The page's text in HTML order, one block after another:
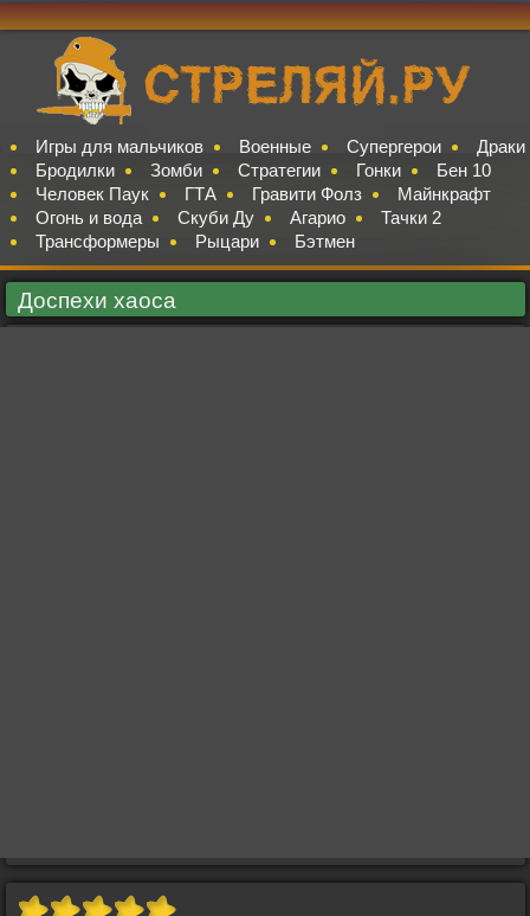
Игры для мальчиков Военные Супергерои
Драки
Бродилки
Зомби Стратегии Гонки
Бен 10
Человек Паук
ГТА Гравити Фолз
Майнкрафт
Огонь и вода
Скуби Ду Агарио
Тачки 2
Трансформеры
Рыцари Бэтмен
Доспехи хаоса